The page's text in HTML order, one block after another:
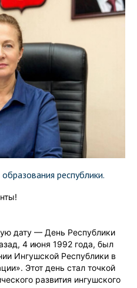
республики.
дату — День Республики
4 июня 1992 года, был
Ингушской Республики в
Этот день стал точкой
развития ингушского